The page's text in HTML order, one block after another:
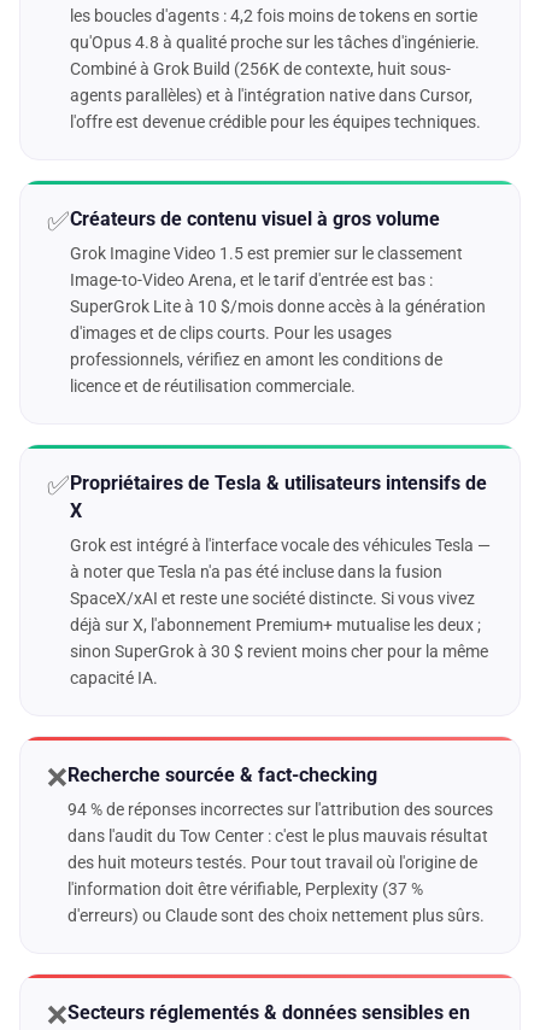
les boucles d'agents : 4,2 fois moins de tokens en sortie
qu'Opus 4.8 à qualité proche sur les tâches d'ingénierie.
Combiné à Grok Build (256K de contexte, huit sous-
agents parallèles) et à l'intégration native dans Cursor,
l'offre est devenue crédible pour les équipes techniques.
✅Créateurs de contenu visuel à gros volume
Grok Imagine Video 1.5 est premier sur le classement
Image-to-Video Arena, et le tarif d'entrée est bas :
SuperGrok Lite à 10 $/mois donne accès à la génération
d'images et de clips courts. Pour les usages
professionnels, vérifiez en amont les conditions de
licence et de réutilisation commerciale.
✅Propriétaires de Tesla & utilisateurs intensifs de
X
Grok est intégré à l'interface vocale des véhicules Tesla —
à noter que Tesla n'a pas été incluse dans la fusion
SpaceX/xAI et reste une société distincte. Si vous vivez
déjà sur X, l'abonnement Premium+ mutualise les deux ;
sinon SuperGrok à 30 $ revient moins cher pour la même
capacité IA.
❌Recherche sourcée & fact-checking
94 % de réponses incorrectes sur l'attribution des sources
dans l'audit du Tow Center : c'est le plus mauvais résultat
des huit moteurs testés. Pour tout travail où l'origine de
l'information doit être vérifiable, Perplexity (37 %
d'erreurs) ou Claude sont des choix nettement plus sûrs.
❌Secteurs réglementés & données sensibles en